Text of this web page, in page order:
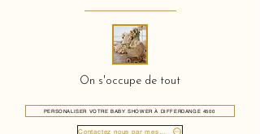
On s'occupe de tout
PERSONALISER VOTRE BABY SHOWER À DIFFERDANGE 4500